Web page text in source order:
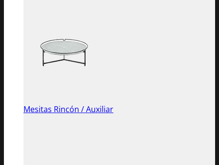
Mesitas Rincón / Auxiliar